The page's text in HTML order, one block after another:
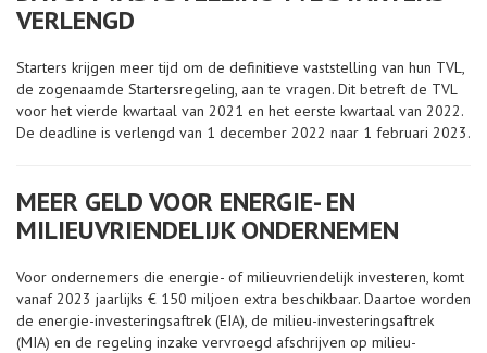
VERLENGD
Starters krijgen meer tijd om de definitieve vaststelling van hun TVL,
de zogenaamde Startersregeling, aan te vragen. Dit betreft de TVL
voor het vierde kwartaal van 2021 en het eerste kwartaal van 2022.
De deadline is verlengd van 1 december 2022 naar 1 februari 2023.
MEER GELD VOOR ENERGIE- EN
MILIEUVRIENDELIJK ONDERNEMEN
Voor ondernemers die energie- of milieuvriendelijk investeren, komt
vanaf 2023 jaarlijks € 150 miljoen extra beschikbaar. Daartoe worden
de energie-investeringsaftrek (EIA), de milieu-investeringsaftrek
(MIA) en de regeling inzake vervroegd afschrijven op milieu-